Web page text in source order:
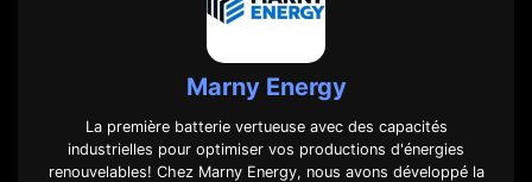
Marny Energy
La première batterie vertueuse avec des capacités
industrielles pour optimiser vos productions d'énergies
renouvelables! Chez Marny Energy, nous avons développé la